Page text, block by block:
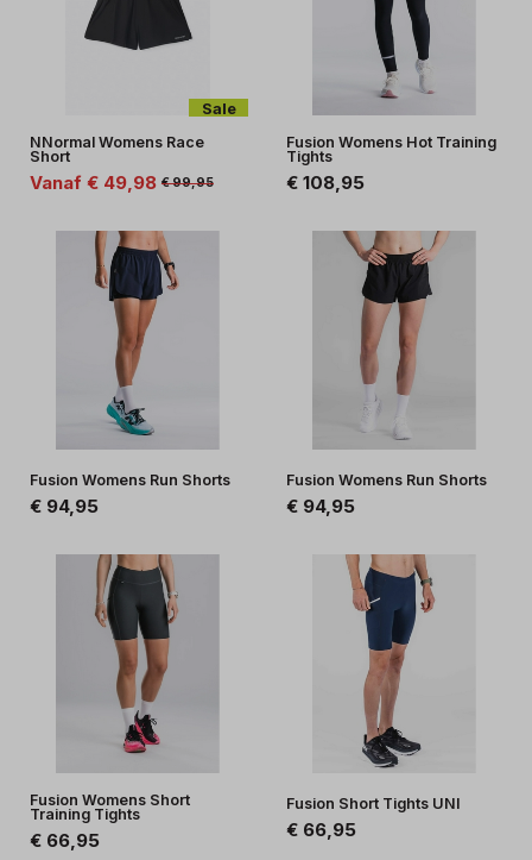
Sale
NNormal Womens Race
Short
Vanaf € 49,98 € 99,95
Fusion Womens Hot Training
Tights
€ 108,95
Fusion Womens Run Shorts
€ 94,95
Fusion Womens Run Shorts
€ 94,95
Fusion Womens Short
Training Tights
€ 66,95
Fusion Short Tights UNI
€ 66,95